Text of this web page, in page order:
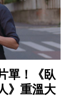
單！《臥
》重溫大